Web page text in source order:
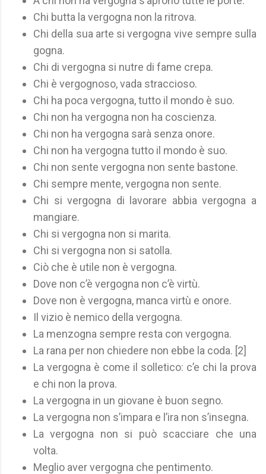
Chi butta la vergogna non la ritrova.
Chi della sua arte si vergogna vive sempre sulla
gogna.
Chi di vergogna si nutre di fame crepa.
Chi è vergognoso, vada straccioso.
Chi ha poca vergogna, tutto il mondo è suo.
Chi non ha vergogna non ha coscienza.
Chi non ha vergogna sarà senza onore.
Chi non ha vergogna tutto il mondo è suo.
Chi non sente vergogna non sente bastone.
Chi sempre mente, vergogna non sente.
Chi si vergogna di lavorare abbia vergogna a
mangiare.
Chi si vergogna non si marita.
Chi si vergogna non si satolla.
Ciò che è utile non è vergogna.
Dove non c’è vergogna non c’è virtù.
Dove non è vergogna, manca virtù e onore.
Il vizio è nemico della vergogna.
La menzogna sempre resta con vergogna.
La rana per non chiedere non ebbe la coda. [2]
La vergogna è come il solletico: c’e chi la prova
e chi non la prova.
La vergogna in un giovane è buon segno.
La vergogna non s’impara e l’ira non s’insegna.
La vergogna non si può scacciare che una
volta.
Meglio aver vergogna che pentimento.